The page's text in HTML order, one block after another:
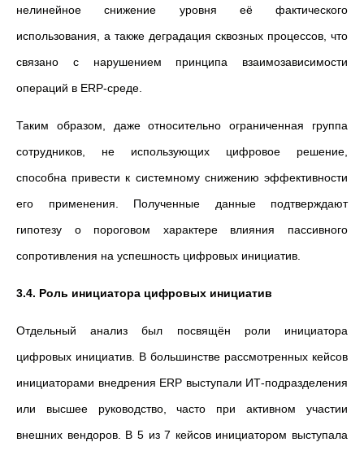
нелинейное снижение уровня её фактического
использования, а также деградация сквозных процессов, что
связано с нарушением принципа взаимозависимости
операций в ERP-среде.
Таким образом, даже относительно ограниченная группа
сотрудников, не использующих цифровое решение,
способна привести к системному снижению эффективности
его применения. Полученные данные подтверждают
гипотезу о пороговом характере влияния пассивного
сопротивления на успешность цифровых инициатив.
3.4. Роль инициатора цифровых инициатив
Отдельный анализ был посвящён роли инициатора
цифровых инициатив. В большинстве рассмотренных кейсов
инициаторами внедрения ERP выступали ИТ-подразделения
или высшее руководство, часто при активном участии
внешних вендоров. В 5 из 7 кейсов инициатором выступала